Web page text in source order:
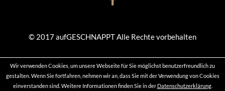
Wir verwenden Cookies, um unsere Webseite für Sie möglichst benutzerfreundlich zu
gestalten. Wenn Sie fortfahren, nehmen wir an, dass Sie mit der Verwendung von Cookies
einverstanden sind. Weitere Informationen finden Sie in der Datenschutzerklärung.
© 2017 aufGESCHNAPPT Alle Rechte vorbehalten
KONTAKT DATENSCHUTZ IMPRESSUM